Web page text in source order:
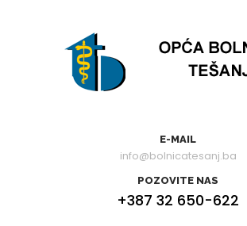
E-MAIL
info@bolnicatesanj.ba
POZOVITE NAS
+387 32 650-622